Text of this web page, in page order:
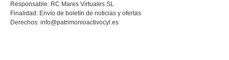
Responsable: RC Mares Virtuales SL
Finalidad: Envío de boletín de noticias y ofertas
Derechos: info@patrimonioactivocyl.es